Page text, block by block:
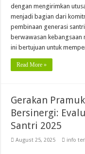
dengan mengirimkan
menjadi bagian dari
pembinaan generasi
berwawasan kebangsaan
ini bertujuan untuk
Read More »
Gerakan
Bersinergi:
Santri 2025
August 25, 2025 info